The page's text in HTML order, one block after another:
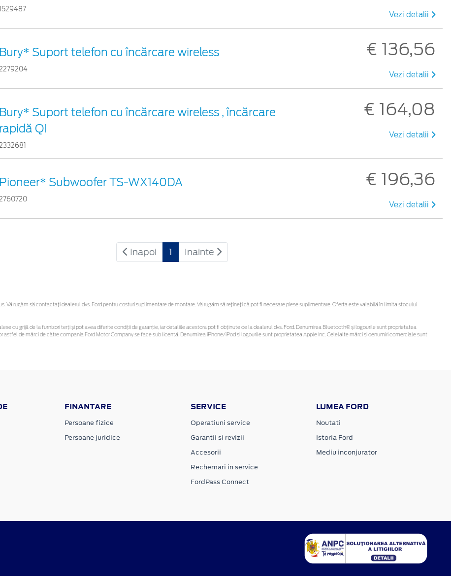
1529487
Vezi detalii
Bury* Suport telefon cu încărcare wireless € 136,56
Vezi detalii
Bury* Suport telefon cu încărcare wireless , încărcare
rapidă QI
€ 164,08
Vezi detalii
Pioneer* Subwoofer TS-WX140DA € 196,36
Vezi detalii
Inapoi 1 Inainte
Vă rugăm să contactaţi dealerul dvs. Ford pentru costuri suplimentare de montare. Vă rugăm să rețineți că pot fi necesare piese suplimentare. Oferta este valabilă în limita stocului
cu grijă de la furnizori terți și pot avea diferite condiții de garanție, iar detaliile acestora pot fi obținute de la dealerul dvs. Ford. Denumirea Bluetooth® și logourile sunt proprietatea
astfel de mărci de către compania Ford Motor Company se face sub licență. Denumirea iPhone/iPod și logourile sunt proprietatea Apple Inc. Celelalte mărci și denumiri comerciale sunt
FINANTARE
Persoane fizice
Persoane juridice
SERVICE
Operatiuni service
Garantii si revizii
Accesorii
Rechemari in service
FordPass Connect
LUMEA FORD
Noutati
Istoria Ford
Mediu inconjurator